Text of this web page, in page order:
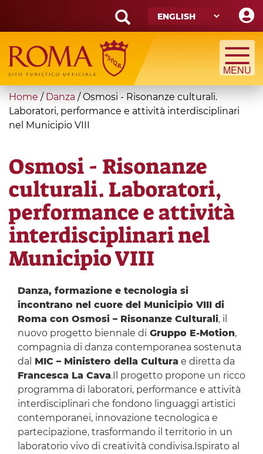
main
content
Search
form
Search
You
are
here
Home / Danza /Osmosi - Risonanze culturali.
Laboratori, performance e attività interdisciplinari
nel Municipio VIII
Osmosi - Risonanze
culturali. Laboratori,
performance e attività
interdisciplinari nel
Municipio VIII
Danza, formazione e tecnologia si
incontrano nel cuore del Municipio VIII di
Roma con Osmosi – Risonanze Culturali, il
nuovo progetto biennale di Gruppo E-Motion,
compagnia di danza contemporanea sostenuta
dal MIC – Ministero della Cultura e diretta da
Francesca La Cava.Il progetto propone un ricco
programma di laboratori, performance e attività
interdisciplinari che fondono linguaggi artistici
contemporanei, innovazione tecnologica e
partecipazione, trasformando il territorio in un
laboratorio vivo di creatività condivisa.Ispirato al